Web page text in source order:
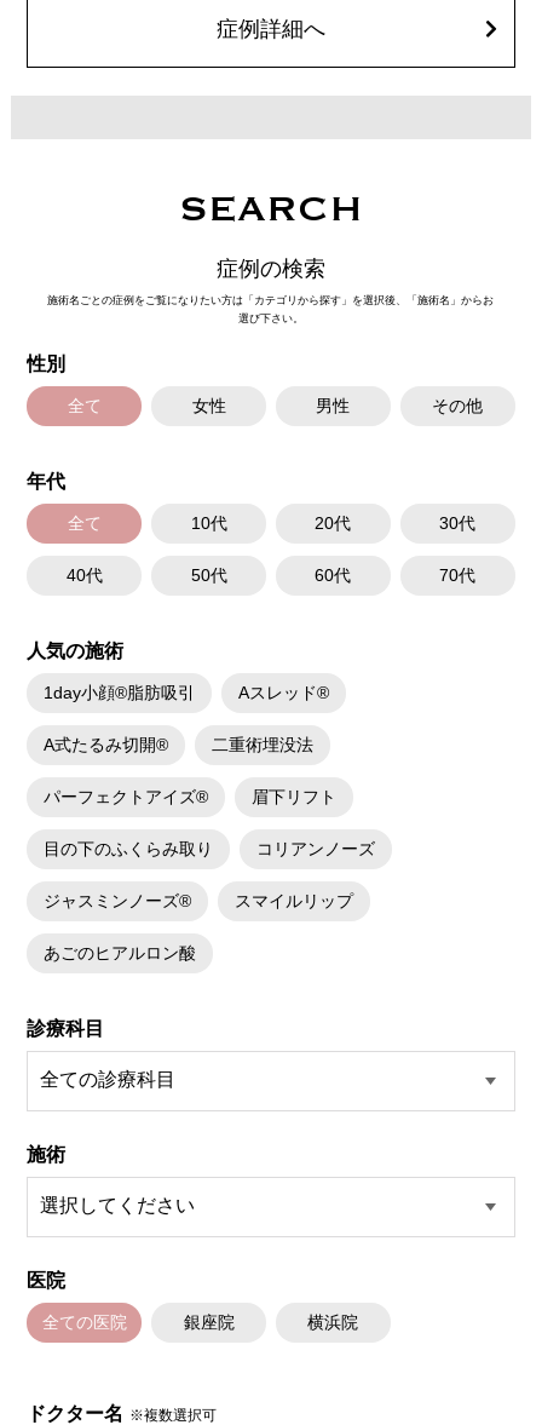
オプション：笑気麻酔 3,300円(税込)
症例詳細へ
SEARCH
症例の検索
施術名ごとの症例をご覧になりたい方は「カテゴリから探す」を選択後、「施術名」からお
選び下さい。
性別
全て 女性 男性 その他
年代
全て 10代 20代 30代
40代 50代 60代 70代
人気の施術
1day小顔®脂肪吸引 Aスレッド®
A式たるみ切開® 二重術埋没法
パーフェクトアイズ® 眉下リフト
目の下のふくらみ取り コリアンノーズ
ジャスミンノーズ® スマイルリップ
あごのヒアルロン酸
診療科目
施術
医院
全ての医院 銀座院 横浜院
ドクター名 ※複数選択可